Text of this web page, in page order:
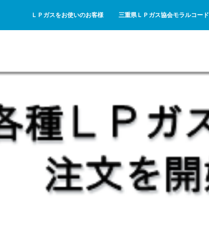
ＬＰガスをお使いのお客様 三重県ＬＰガス協会モラルコード